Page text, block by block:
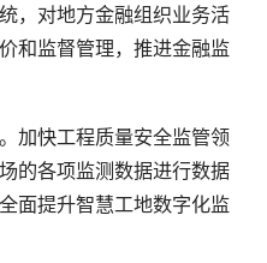
，对地方金融组织业务活
和监督管理，推进金融监
加快工程质量安全监管领
的各项监测数据进行数据
面提升智慧工地数字化监